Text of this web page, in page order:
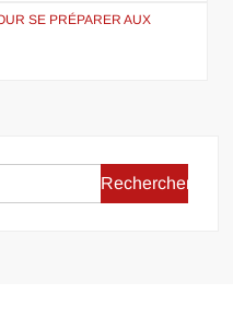
SE PRÉPARER AUX
Rechercher :